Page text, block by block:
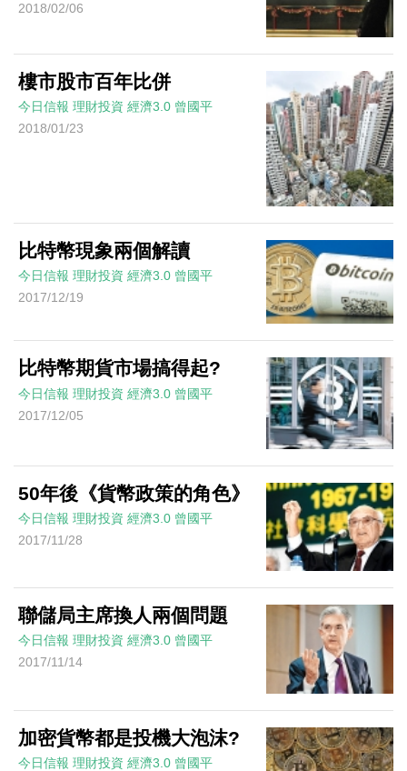
2018/02/06
樓市股市百年比併
今日信報 理財投資 經濟3.0 曾國平
2018/01/23
比特幣現象兩個解讀
今日信報 理財投資 經濟3.0 曾國平
2017/12/19
比特幣期貨市場搞得起?
今日信報 理財投資 經濟3.0 曾國平
2017/12/05
50年後《貨幣政策的角色》
今日信報 理財投資 經濟3.0 曾國平
2017/11/28
聯儲局主席換人兩個問題
今日信報 理財投資 經濟3.0 曾國平
2017/11/14
加密貨幣都是投機大泡沫?
今日信報 理財投資 經濟3.0 曾國平